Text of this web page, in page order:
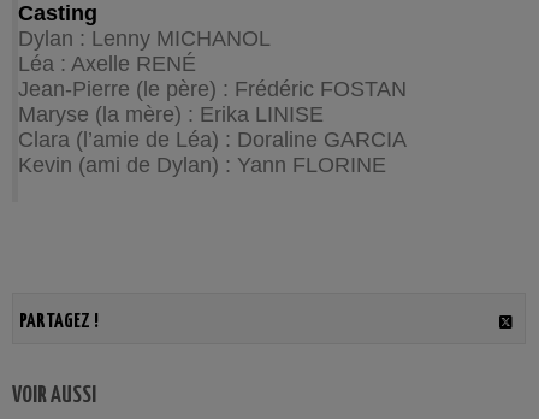
Casting
Dylan : Lenny MICHANOL
Léa : Axelle RENÉ
Jean-Pierre (le père) : Frédéric FOSTAN
Maryse (la mère) : Erika LINISE
Clara (l’amie de Léa) : Doraline GARCIA
Kevin (ami de Dylan) : Yann FLORINE
PARTAGEZ !
VOIR AUSSI